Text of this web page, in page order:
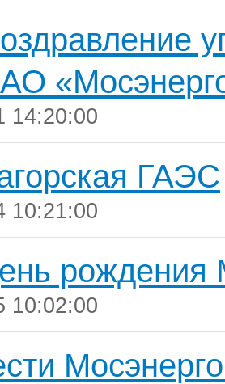
14:20:00
ГАЭС
10:21:00
рождения
10:02:00